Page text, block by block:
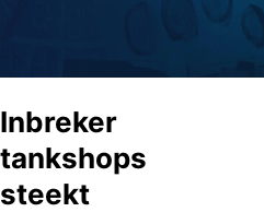
Home
Inbreker
tankshops
steekt